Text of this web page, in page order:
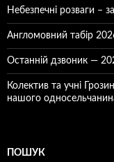
Небезпечні розваги –
Англомовний табір
Останній дзвоник —
Колектив та учні
нашого
ПОШУК